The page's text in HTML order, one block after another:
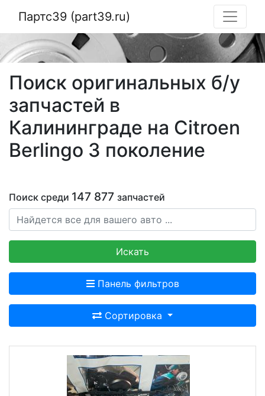
Партс39 (part39.ru)
Поиск оригинальных б/у
запчастей в
Калининграде на Citroen
Berlingo 3 поколение
Поиск среди 147 877 запчастей
Искать
Панель фильтров
Сортировка